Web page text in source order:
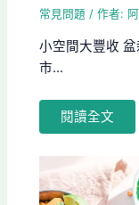
常見問題 / 作者:
小空間大豐收
市...
閱讀全文